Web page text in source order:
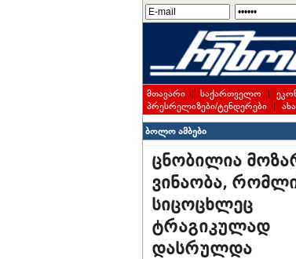
მთავარი | საქართველო |
პრესრელიზები/ტენდერები |
ბოლო ამბები
ცნობილია
ვინაობა,
სიცოცხლეც
ტრაგიკულად
დასრულდა